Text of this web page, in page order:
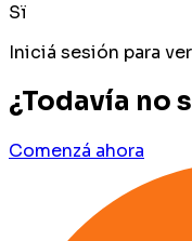
Sï
Iniciá sesión para
¿Todavía no
Comenzá ahora